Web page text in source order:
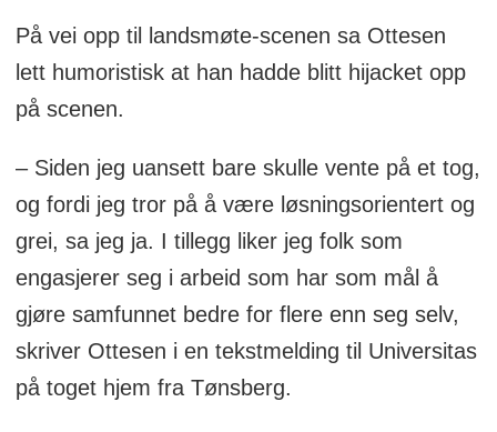
På vei opp til landsmøte-scenen sa Ottesen
lett humoristisk at han hadde blitt hijacket opp
på scenen.
– Siden jeg uansett bare skulle vente på et tog,
og fordi jeg tror på å være løsningsorientert og
grei, sa jeg ja. I tillegg liker jeg folk som
engasjerer seg i arbeid som har som mål å
gjøre samfunnet bedre for flere enn seg selv,
skriver Ottesen i en tekstmelding til Universitas
på toget hjem fra Tønsberg.